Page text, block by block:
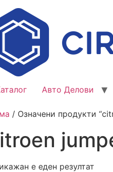
Авто Делови
/ Означени продукти
е еден резултат